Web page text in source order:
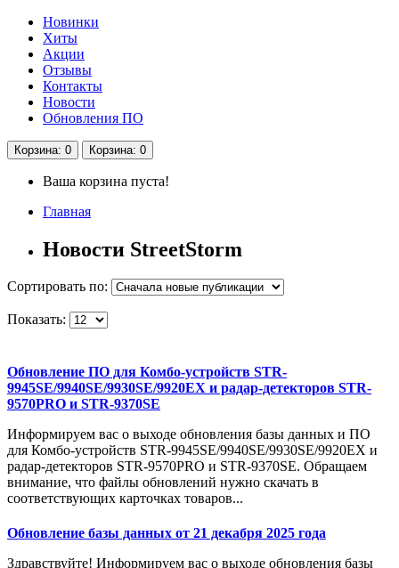
Новинки
Хиты
Акции
Отзывы
Контакты
Новости
Обновления ПО
Корзина: 0 Корзина: 0
Ваша корзина пуста!
Главная
Новости StreetStorm
Сортировать по:
Показать:
Обновление ПО для Комбо-устройств STR-
9945SE/9940SE/9930SE/9920EX и радар-детекторов STR-
9570PRO и STR-9370SE
Информируем вас о выходе обновления базы данных и ПО
для Комбо-устройств STR-9945SE/9940SE/9930SE/9920EX и
радар-детекторов STR-9570PRO и STR-9370SE. Обращаем
внимание, что файлы обновлений нужно скачать в
соответствующих карточках товаров...
Обновление базы данных от 21 декабря 2025 года
Здравствуйте! Информируем вас о выходе обновления базы